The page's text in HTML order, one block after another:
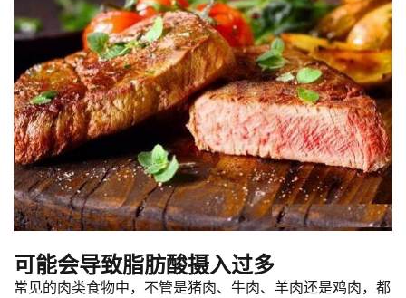
可能会导致脂肪酸摄入过多
常见的肉类食物中，不管是猪肉、牛肉、羊肉还是鸡肉，都